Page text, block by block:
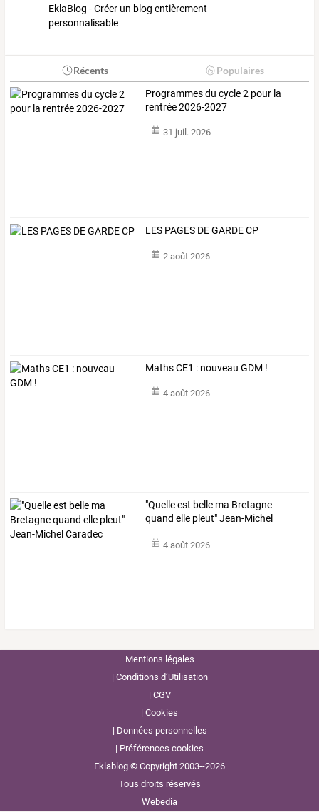
EklaBlog - Créer un blog entièrement
personnalisable
Récents Populaires
Programmes du cycle 2 pour la
rentrée 2026-2027
31 juil. 2026
LES PAGES DE GARDE CP
2 août 2026
Maths CE1 : nouveau GDM !
4 août 2026
"Quelle est belle ma Bretagne
quand elle pleut" Jean-Michel
4 août 2026
Mentions légales
Conditions d’Utilisation
CGV
Cookies
Données personnelles
Préférences cookies
Eklablog © Copyright 2003--2026
Tous droits réservés
Webedia